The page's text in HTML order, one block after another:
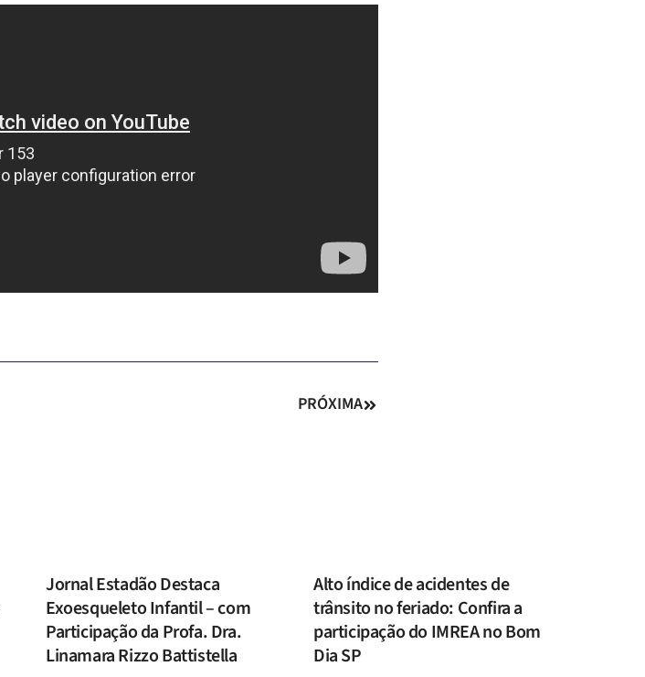
PRÓXIMA
Jornal Estadão Destaca
Exoesqueleto Infantil – com
Participação da Profa. Dra.
Linamara Rizzo Battistella
Alto índice de acidentes de
trânsito no feriado: Confira a
participação do IMREA no Bom
Dia SP